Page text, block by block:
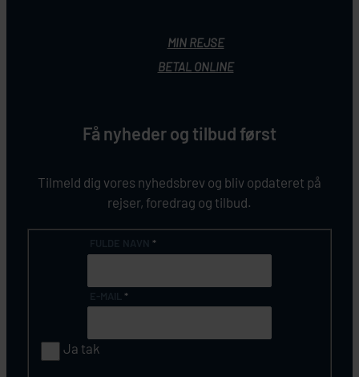
MIN REJSE
BETAL ONLINE
Få nyheder og tilbud først
Tilmeld dig vores nyhedsbrev og bliv opdateret på
rejser, foredrag og tilbud.
*
*
Ja tak